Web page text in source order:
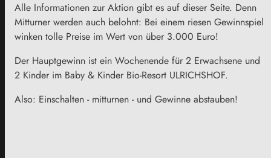
Alle Informationen zur Aktion gibt es auf dieser Seite. Denn
Mitturner werden auch belohnt: Bei einem riesen Gewinnspiel
winken tolle Preise im Wert von über 3.000 Euro!
Der Hauptgewinn ist ein Wochenende für 2 Erwachsene und
2 Kinder im Baby & Kinder Bio-Resort ULRICHSHOF.
Also: Einschalten - mitturnen - und Gewinne abstauben!